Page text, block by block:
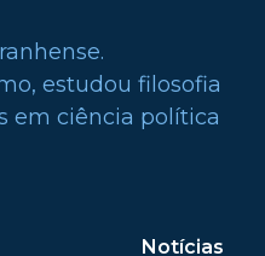
estudou filosofia
em ciência política
Notícias